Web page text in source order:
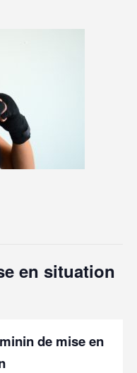
en situation
de mise en